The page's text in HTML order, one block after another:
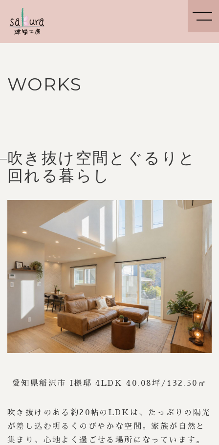
WORKS
吹き抜け空間とぐるりと
回れる暮らし
愛知県稲沢市 I様邸 4LDK 40.08坪/132.50㎡
吹き抜けのある約20帖のLDKは、たっぷりの陽光
が差し込む明るくのびやかな空間。家族が自然と
集まり、心地よく過ごせる場所になっています。